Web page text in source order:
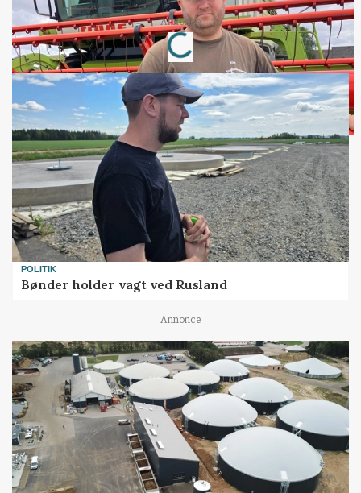
Annonce
Loading...
POLITIK
Bønder holder vagt ved Rusland
Annonce